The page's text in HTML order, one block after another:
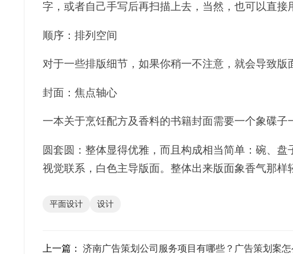
字，或者自己手写后再扫描上去，当然，也可以直接
顺序：排列空间
对于一些排版细节，如果你稍一不注意，就会导致
封面：焦点轴心
一本关于烹饪配方及香料的书籍封面需要一个象碟
圆套圆：整体显得优雅，而且构成相当简单：碗、
视觉联系，白色主导版面。整体出来版面象香气那
平面设计 设计
上一篇： 济南广告策划公司服务项目有哪些？广告策划案怎